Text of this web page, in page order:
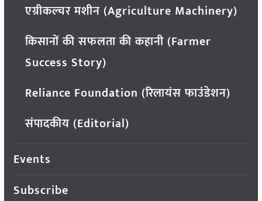
एग्रीकल्चर मशीन (Agriculture Machinery)
किसानों की सफलता की कहानी (Farmer
Success Story)
Reliance Foundation (रिलायंस फाउंडेशन)
संपादकीय (Editorial)
Events
Subscribe